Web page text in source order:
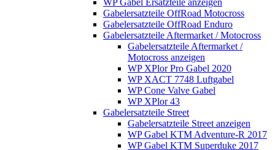
Gabelersatzteile OffRoad Motocross
Gabelersatzteile OffRoad Enduro
Gabelersatzteile Aftermarket / Motocross
Gabelersatzteile Aftermarket /
Motocross anzeigen
WP XPlor Pro Gabel 2020
WP XACT 7748 Luftgabel
WP Cone Valve Gabel
WP XPlor 43
Gabelersatzteile Street
Gabelersatzteile Street anzeigen
WP Gabel KTM Adventure-R 2017
WP Gabel KTM Superduke 2017